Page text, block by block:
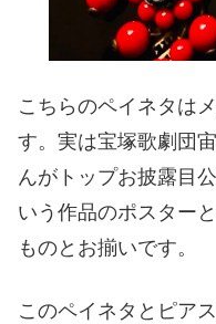
こちらのペイネタは
す。実は宝塚歌劇団
んがトップお披露目
いう作品のポスター
ものとお揃いです。
このペイネタとピア